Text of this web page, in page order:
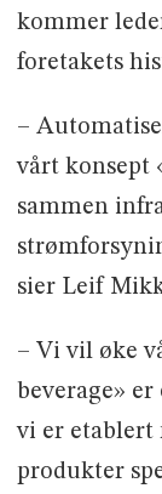
kommer
foretakets
–
vårt konsept
sammen
sier Leif
– Vi vil øke
beverage»
vi er etablert
produkter